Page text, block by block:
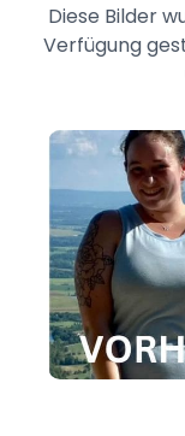
Diese Bilder
Verfügung